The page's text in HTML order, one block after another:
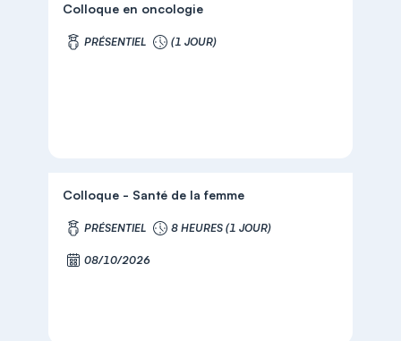
Colloque en oncologie
PRÉSENTIEL (1 JOUR)
Colloque - Santé de la femme
PRÉSENTIEL 8 HEURES (1 JOUR)
08/10/2026